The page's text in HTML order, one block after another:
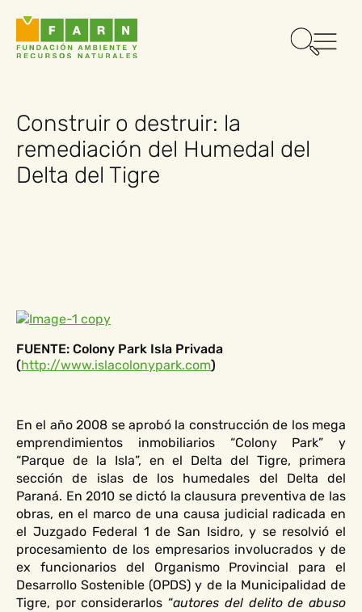
Construir o destruir: la
remediación del Humedal del
Delta del Tigre
FUENTE: Colony Park Isla Privada
(http://www.islacolonypark.com)
En el año 2008 se aprobó la construcción de los mega
emprendimientos inmobiliarios “Colony Park” y
“Parque de la Isla”, en el Delta del Tigre, primera
sección de islas de los humedales del Delta del
Paraná. En 2010 se dictó la clausura preventiva de las
obras, en el marco de una causa judicial radicada en
el Juzgado Federal 1 de San Isidro, y se resolvió el
procesamiento de los empresarios involucrados y de
ex funcionarios del Organismo Provincial para el
Desarrollo Sostenible (OPDS) y de la Municipalidad de
Tigre, por considerarlos “autores del delito de abuso